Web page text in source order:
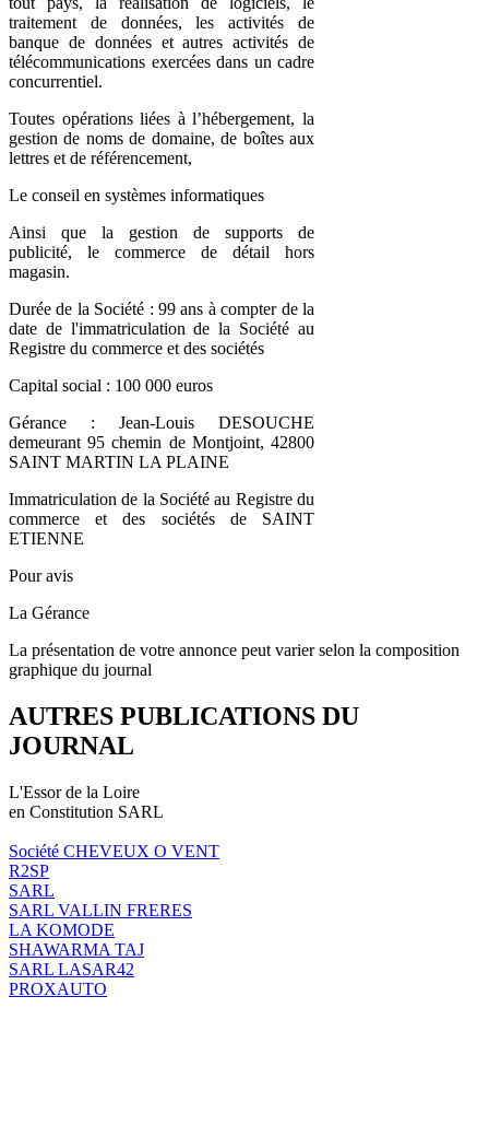
traitement de données, les activités de
banque de données et autres activités de
télécommunications exercées dans un cadre
concurrentiel.
Toutes opérations liées à l’hébergement, la
gestion de noms de domaine, de boîtes aux
lettres et de référencement,
Le conseil en systèmes informatiques
Ainsi que la gestion de supports de
publicité, le commerce de détail hors
magasin.
Durée de la Société : 99 ans à compter de la
date de l'immatriculation de la Société au
Registre du commerce et des sociétés
Capital social : 100 000 euros
Gérance : Jean-Louis DESOUCHE
demeurant 95 chemin de Montjoint, 42800
SAINT MARTIN LA PLAINE
Immatriculation de la Société au Registre du
commerce et des sociétés de SAINT
ETIENNE
Pour avis
La Gérance
La présentation de votre annonce peut varier selon la composition
graphique du journal
AUTRES PUBLICATIONS DU
JOURNAL
L'Essor de la Loire
en Constitution SARL
Société CHEVEUX O VENT
R2SP
SARL
SARL VALLIN FRERES
LA KOMODE
SHAWARMA TAJ
SARL LASAR42
PROXAUTO